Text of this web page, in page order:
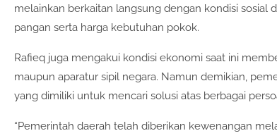
melainkan berkaitan langsung dengan kondisi sosial
pangan serta harga kebutuhan pokok.
Rafieq juga mengakui kondisi ekonomi saat ini
maupun aparatur sipil negara. Namun demikian,
yang dimiliki untuk mencari solusi atas berbagai
“Pemerintah daerah telah diberikan kewenangan